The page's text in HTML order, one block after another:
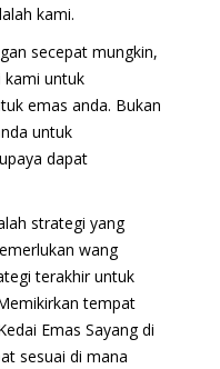
kami.
secepat mungkin,
kami untuk
emas anda. Bukan
untuk
dapat
strategi yang
wang
terakhir untuk
tempat
Emas Sayang di
sesuai di mana